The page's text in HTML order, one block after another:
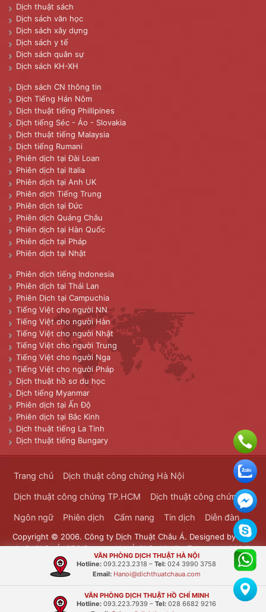
Dịch thuật sách
Dịch sách văn học
Dịch sách xây dựng
Dịch sách y tế
Dịch sách quân sự
Dịch sách KH-XH
Dịch sách CN thông tin
Dịch Tiếng Hán Nôm
Dịch thuật tiếng Phillipines
Dịch tiếng Séc - Áo - Slovakia
Dịch thuật tiếng Malaysia
Dịch tiếng Rumani
Phiên dịch tại Đài Loan
Phiên dịch tại Italia
Phiên dịch tại Anh UK
Phiên dịch Tiếng Trung
Phiên dịch tại Đức
Phiên dịch Quảng Châu
Phiên dịch tại Hàn Quốc
Phiên dịch tại Pháp
Phiên dịch tại Nhật
Phiên dịch tiếng Indonesia
Phiên dịch tại Thái Lan
Phiên Dịch tại Campuchia
Tiếng Việt cho người NN
Tiếng Việt cho người Hàn
Tiếng Việt cho người Nhật
Tiếng Việt cho người Trung
Tiếng Việt cho người Nga
Tiếng Việt cho người Pháp
Dịch thuật hồ sơ du học
Dịch tiếng Myanmar
Phiên dịch tại Ấn Độ
Phiên dịch tại Bắc Kinh
Dịch thuật tiếng La Tinh
Dịch thuật tiếng Bungary
Trang chủ Dịch thuật công chứng Hà Nội
Dịch thuật công chứng TP.HCM Dịch thuật công chứng
Ngôn ngữ Phiên dịch Cẩm nang Tin dịch Diễn đàn
Copyright © 2006. Công ty Dịch Thuật Châu Á. Designed by Dịch
thuật Châu Á. SEO Powered byÁ Châu Media. Transported Mails
Bưu Chính Đông Dương
VĂN PHÒNG DỊCH THUẬT HÀ NỘI
Hotline: 093.223.2318 – Tel: 024 3990 3758
Email: Hanoi@dichthuatchaua.com
VĂN PHÒNG DỊCH THUẬT HỒ CHÍ MINH
Hotline: 093.223.7939 – Tel: 028 6682 9216